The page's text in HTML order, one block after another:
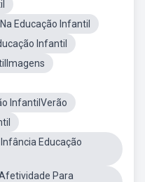
Educação Infantil
Infantil
InfantilVerão
Educação
Para